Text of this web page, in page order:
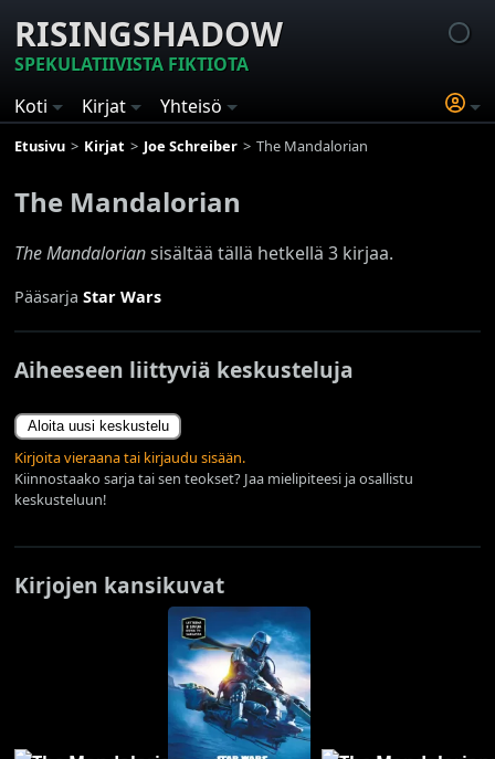
RISINGSHADOW
SPEKULATIIVISTA FIKTIOTA
Koti
Kirjat Yhteisö
Etusivu Kirjat Joe Schreiber The Mandalorian
The Mandalorian
The Mandaloriansisältää tällä hetkellä 3 kirjaa.
PääsarjaStar Wars
Aiheeseen liittyviä keskusteluja
Aloita uusi keskustelu
Kirjoita vieraana tai kirjaudu sisään.
Kiinnostaako sarja tai sen teokset? Jaa mielipiteesi ja osallistu
keskusteluun!
Kirjojen kansikuvat